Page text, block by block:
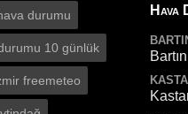
Hava
Bartın
durumu
10 günlük
freemeteo